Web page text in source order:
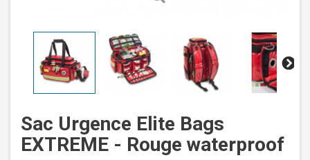
Sac Urgence Elite Bags
EXTREME - Rouge waterproof